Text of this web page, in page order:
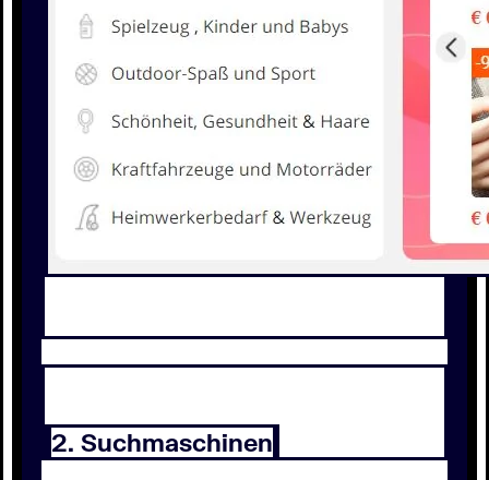
2. Suchmaschinen